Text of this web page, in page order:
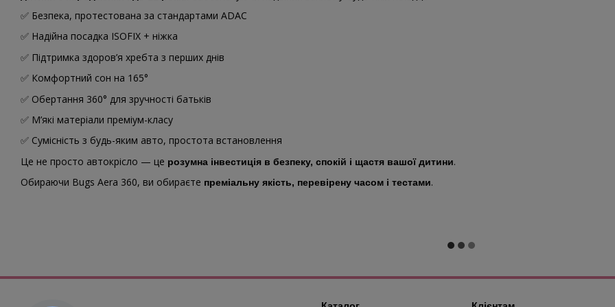
✅ Безпека, протестована за стандартами ADAC
✅ Надійна посадка ISOFIX + ніжка
✅ Підтримка здоров’я хребта з перших днів
✅ Комфортний сон на 165°
✅ Обертання 360° для зручності батьків
✅ М’які матеріали преміум-класу
✅ Сумісність з будь-яким авто, простота встановлення
Це не просто автокрісло — це розумна інвестиція в безпеку, спокій і щастя вашої дитини.
Обираючи Bugs Aera 360, ви обираєте преміальну якість, перевірену часом і тестами.